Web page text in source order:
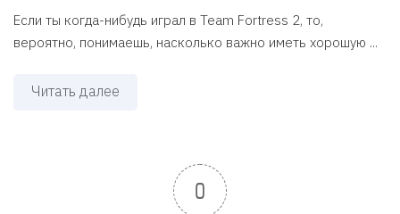
Если ты когда-нибудь играл в Team Fortress 2, то,
вероятно, понимаешь, насколько важно иметь хорошую ...
Читать далее
0